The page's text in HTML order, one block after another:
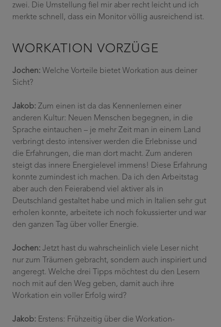
zwei. Die Umstellung fiel mir aber recht leicht und ich
merkte schnell, dass ein Monitor völlig ausreichend ist.
WORKATION VORZÜGE
Jochen: Welche Vorteile bietet Workation aus deiner
Sicht?
Jakob: Zum einen ist da das Kennenlernen einer
anderen Kultur: Neuen Menschen begegnen, in die
Sprache eintauchen – je mehr Zeit man in einem Land
verbringt desto intensiver werden die Erlebnisse und
die Erfahrungen, die man dort macht. Zum anderen
steigt das innere Energielevel immens! Diese Erfahrung
konnte zumindest ich machen. Da ich den Arbeitstag
aber auch den Feierabend viel aktiver als in
Deutschland gestaltet habe und mich in Italien sehr gut
erholen konnte, arbeitete ich noch fokussierter und war
den ganzen Tag über voller Energie.
Jochen: Jetzt hast du wahrscheinlich viele Leser nicht
nur zum Träumen gebracht, sondern auch inspiriert und
angeregt. Welche drei Tipps möchtest du den Lesern
noch mit auf den Weg geben, damit auch ihre
Workation ein voller Erfolg wird?
Jakob: Erstens: Frühzeitig über die Workation-